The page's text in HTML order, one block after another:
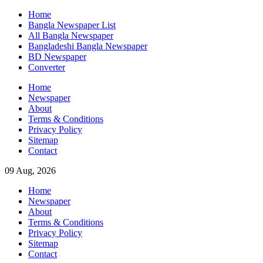
Skip
content
Home
Bangla Newspaper List
All Bangla Newspaper
Bangladeshi Bangla Newspaper
BD Newspaper
Converter
Home
Newspaper
About
Terms & Conditions
Privacy Policy
Sitemap
Contact
09 Aug, 2026
Home
Newspaper
About
Terms & Conditions
Privacy Policy
Sitemap
Contact